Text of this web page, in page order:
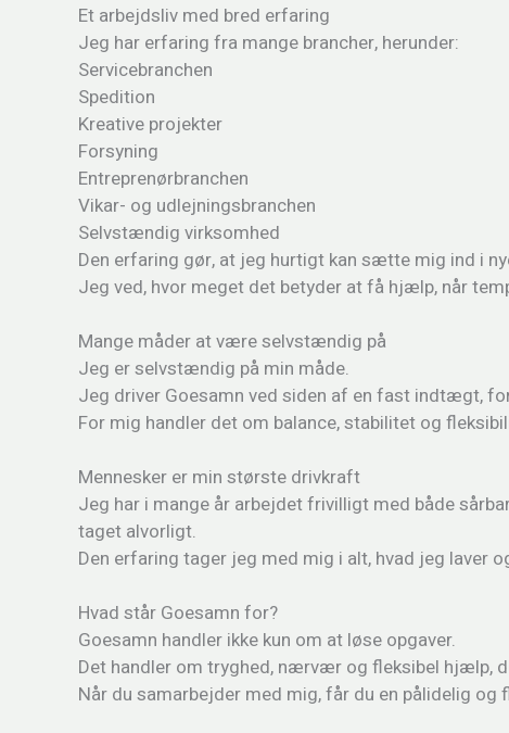
Et arbejdsliv med bred erfaring
Jeg har erfaring fra mange brancher, herunder:
Servicebranchen
Spedition
Kreative projekter
Forsyning
Entreprenørbranchen
Vikar- og udlejningsbranchen
Selvstændig virksomhed
Den erfaring gør, at jeg hurtigt kan sætte mig ind i
Jeg ved, hvor meget det betyder at få hjælp, når
Mange måder at være selvstændig på
Jeg er selvstændig på min måde.
Jeg driver Goesamn ved siden af en fast indtægt,
For mig handler det om balance, stabilitet og
Mennesker er min største drivkraft
Jeg har i mange år arbejdet frivilligt med både
taget alvorligt.
Den erfaring tager jeg med mig i alt, hvad jeg laver
Hvad står Goesamn for?
Goesamn handler ikke kun om at løse opgaver.
Det handler om tryghed, nærvær og fleksibel hjælp,
Når du samarbejder med mig, får du en pålidelig